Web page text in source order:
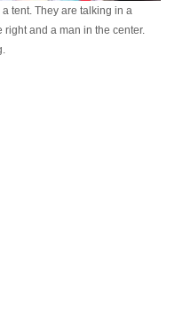
tent. They are talking in a
right and a man in the center.